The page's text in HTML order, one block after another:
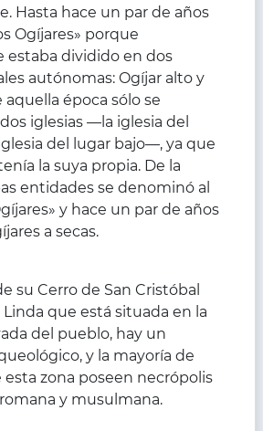
Hasta hace un par de años
Ogíjares» porque
estaba dividido en dos
autónomas: Ogíjar alto y
aquella época sólo se
iglesias —la iglesia del
del lugar bajo—, ya que
la suya propia. De la
entidades se denominó al
y hace un par de años
a secas.
su Cerro de San Cristóbal
Linda que está situada en la
del pueblo, hay un
y la mayoría de
esta zona poseen necrópolis
y musulmana.